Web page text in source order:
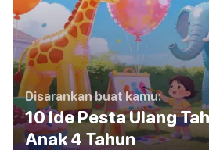
Disarankan buat kamu:
10 Ide Pesta Ulang
Anak 4 Tahun